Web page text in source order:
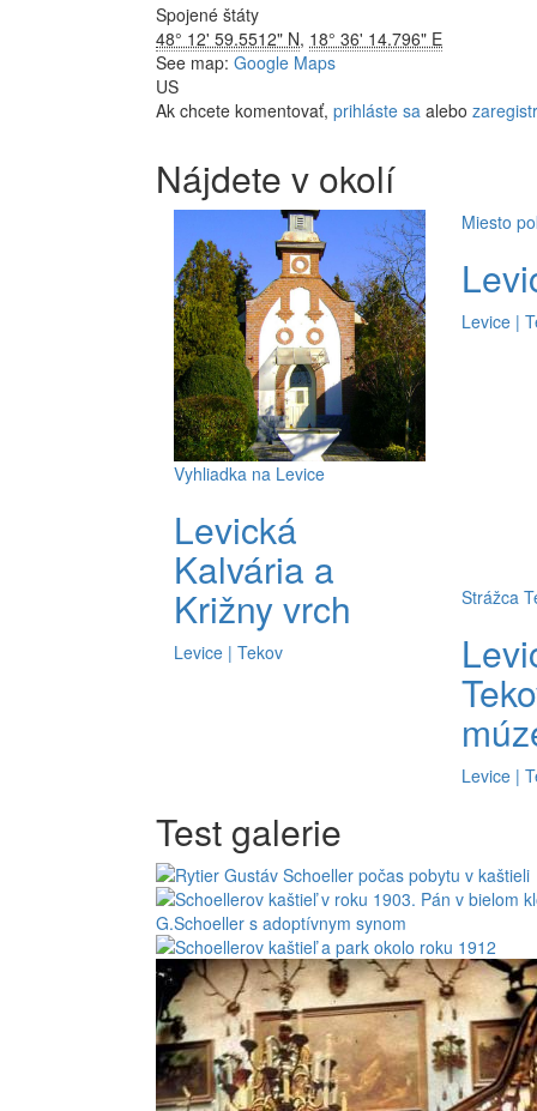
Spojené štáty
48° 12' 59.5512" N, 18° 36' 14.796" E
See map: Google Maps
US
Ak chcete komentovať, prihláste sa alebo
Nájdete v okolí
Vyhliadka na Levice
Levická
Kalvária a
Križny vrch
Levice | Tekov
Miesto
Levice |
Strážca
Levice |
Test galerie